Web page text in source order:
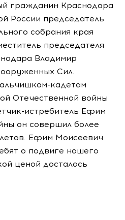
гражданин Краснодара
России председатель
собрания края
председателя
Владимир
Сил.
кадетам
Отечественной войны
истребитель Ефим
он совершил более
Ефим Моисеевич
о подвиге нашего
ценой досталась